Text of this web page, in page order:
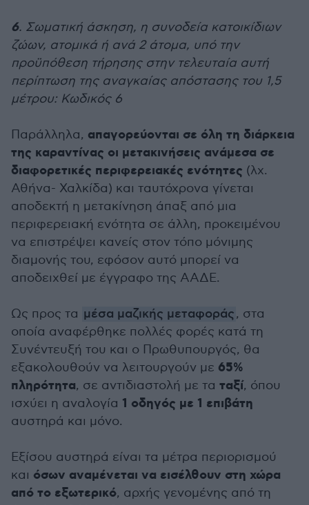
6. Σωματική άσκηση, η συνοδεία κατοικίδιων
ζώων, ατομικά ή ανά 2 άτομα, υπό την
προϋπόθεση τήρησης στην τελευταία αυτή
περίπτωση της αναγκαίας απόστασης του 1,5
μέτρου: Κωδικός 6
Παράλληλα, απαγορεύονται σε όλη τη διάρκεια
της καραντίνας οι μετακινήσεις ανάμεσα σε
διαφορετικές περιφερειακές ενότητες (λχ.
Αθήνα- Χαλκίδα) και ταυτόχρονα γίνεται
αποδεκτή η μετακίνηση άπαξ από μια
περιφερειακή ενότητα σε άλλη, προκειμένου
να επιστρέψει κανείς στον τόπο μόνιμης
διαμονής του, εφόσον αυτό μπορεί να
αποδειχθεί με έγγραφο της ΑΑΔΕ.
Ως προς τα μέσα μαζικής μεταφοράς, στα
οποία αναφέρθηκε πολλές φορές κατά τη
Συνέντευξή του και ο Πρωθυπουργός, θα
εξακολουθούν να λειτουργούν με 65%
πληρότητα, σε αντιδιαστολή με τα ταξί, όπου
ισχύει η αναλογία 1 οδηγός με 1 επιβάτη
αυστηρά και μόνο.
Εξίσου αυστηρά είναι τα μέτρα περιορισμού
και όσων αναμένεται να εισέλθουν στη χώρα
από το εξωτερικό, αρχής γενομένης από τη